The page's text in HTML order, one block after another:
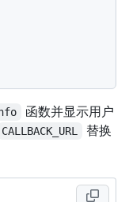
函数并显示用户
CALLBACK_URL
替换